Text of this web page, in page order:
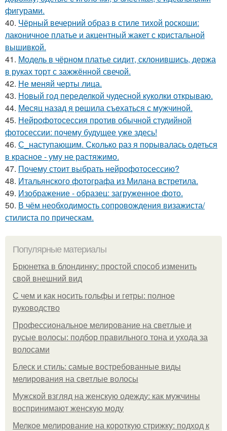
фигурами.
40. Чёрный вечерний образ в стиле тихой роскоши:
лаконичное платье и акцентный жакет с кристальной
вышивкой.
41. Модель в чёрном платье сидит, склонившись, держа
в руках торт с зажжённой свечой.
42. Не меняй черты лица.
43. Новый год переделкой чудесной куколки открываю.
44. Мeсяц назад я рeшила съeхаться с мужчиной.
45. Нейрофотосессия против обычной студийной
фотосессии: почему будущее уже здесь!
46. С_наступающим. Сколько раз я порывалась одеться
в красное - уму не растяжимо.
47. Почему стоит выбрать нейрофотосессию?
48. Итальянского фотографа из Милана встретила.
49. Изображение - образец: загруженное фото.
50. В чём необходимость сопровождения визажиста/
стилиста по прическам.
Популярные материалы
Брюнетка в блондинку: простой способ изменить
свой внешний вид
С чем и как носить гольфы и гетры: полное
руководство
Профессиональное мелирование на светлые и
русые волосы: подбор правильного тона и ухода за
волосами
Блеск и стиль: самые востребованные виды
мелирования на светлые волосы
Мужской взгляд на женскую одежду: как мужчины
воспринимают женскую моду
Мелкое мелирование на короткую стрижку: подход к